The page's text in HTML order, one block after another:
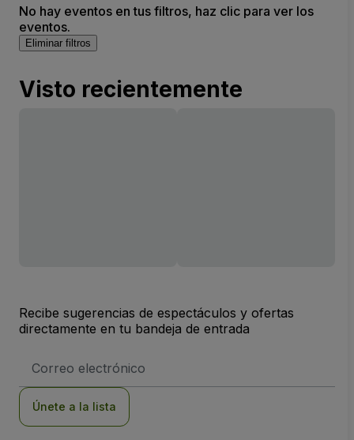
No hay eventos en tus filtros, haz clic para ver los
eventos.
Eliminar filtros
Visto recientemente
Recibe sugerencias de espectáculos y ofertas
directamente en tu bandeja de entrada
de
Únete a la lista